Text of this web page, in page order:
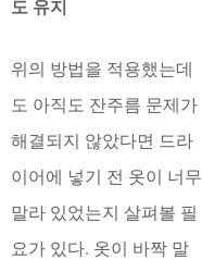
도 유지
위의 방법을 적용했는데
도 아직도 잔주름 문제가
해결되지 않았다면 드라
이어에 넣기 전 옷이 너무
말라 있었는지 살펴볼 필
요가 있다. 옷이 바짝 말